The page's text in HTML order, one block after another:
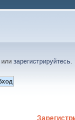
или зарегистрируйтесь